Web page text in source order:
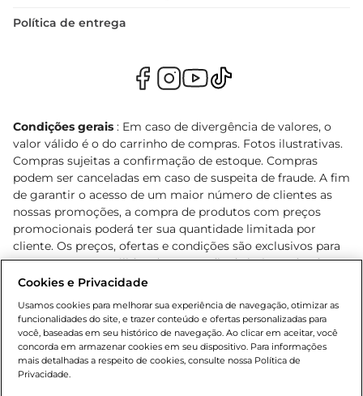
Política de entrega
Condições gerais : Em caso de divergência de valores, o
valor válido é o do carrinho de compras. Fotos ilustrativas.
Compras sujeitas a confirmação de estoque. Compras
podem ser canceladas em caso de suspeita de fraude. A fim
de garantir o acesso de um maior número de clientes as
nossas promoções, a compra de produtos com preços
promocionais poderá ter sua quantidade limitada por
cliente. Os preços, ofertas e condições são exclusivos para
o e-commerce e válidos durante o dia de hoje, podendo
sofrer alterações sem prévia notificação. Proibida a venda
Lei n.º 8069/90, art. 81, inciso II (Estatuto da Criança e do
Adolescente). Preços e condições exclusivos para o
www.bretas.com.br, podendo sofrer alterações sem aviso
prévio. O valor mínimo para as compras on-line é de R$
80,00.
Cookies e Privacidade
Usamos cookies para melhorar sua experiência de navegação, otimizar as
funcionalidades do site, e trazer conteúdo e ofertas personalizadas para
você, baseadas em seu histórico de navegação. Ao clicar em aceitar, você
concorda em armazenar cookies em seu dispositivo. Para informações
mais detalhadas a respeito de cookies, consulte nossa Política de
Privacidade.